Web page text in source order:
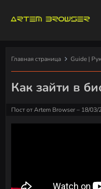
Главная страница Guide |
Как зайти в
Пост отArtem Browser 18/03/